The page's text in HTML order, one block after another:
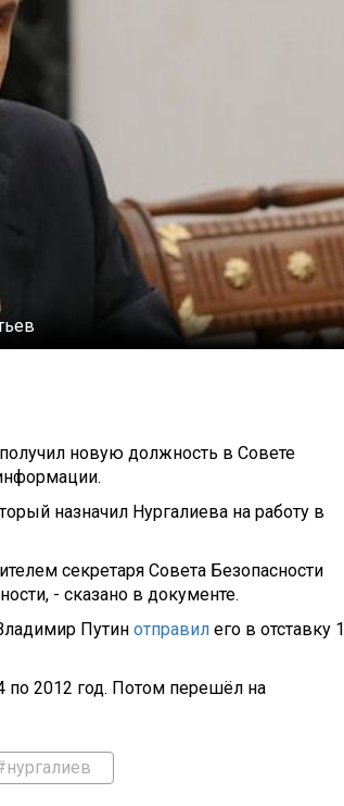
новую должность в Совете
назначил Нургалиева на работу в
секретаря Совета Безопасности
- сказано в документе.
Путин отправил его в отставку 1
2012 год. Потом перешёл на